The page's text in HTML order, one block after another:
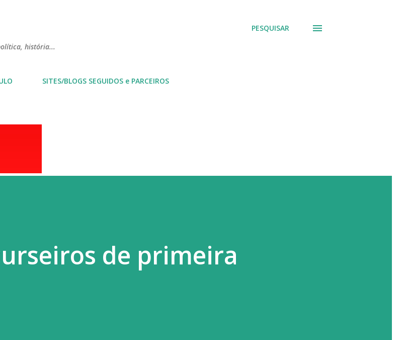
história...
PESQUISAR
SITES/BLOGS SEGUIDOS e PARCEIROS
de primeira